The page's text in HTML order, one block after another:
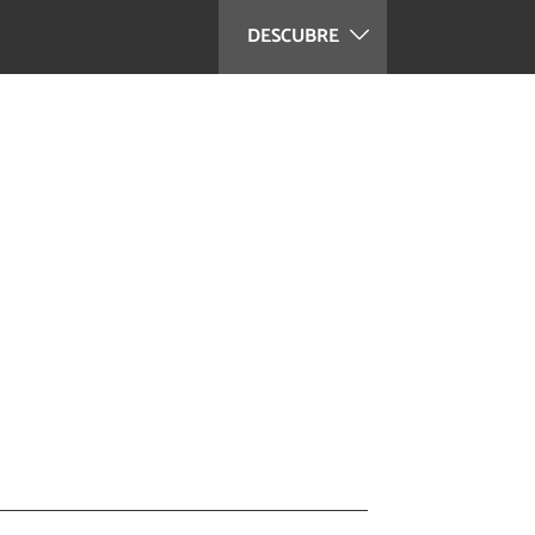
DESCUBRE